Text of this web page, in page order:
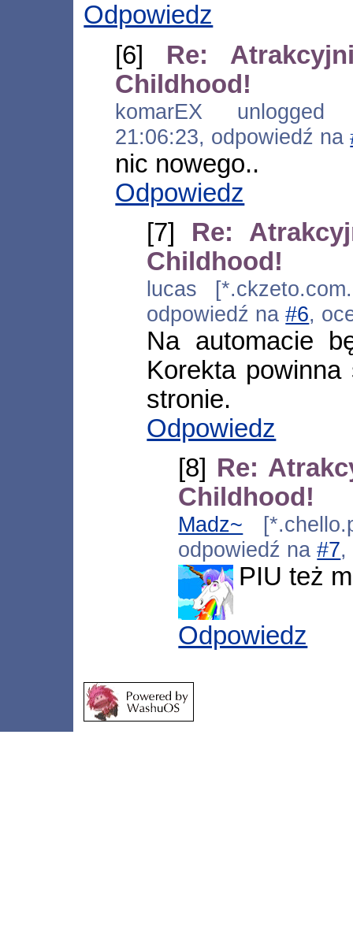
Odpowiedz
[6] Re:
Childhood!
komarEX unlogged
21:06:23, odpowiedź na
nic nowego..
Odpowiedz
[7] Re:
Childhood!
lucas
odpowiedź na#6,
Na automacie
Korekta
stronie.
Odpowiedz
[8] Re:
Childhood!
Madz~
odpowiedź na#7,
PIU też
Odpowiedz